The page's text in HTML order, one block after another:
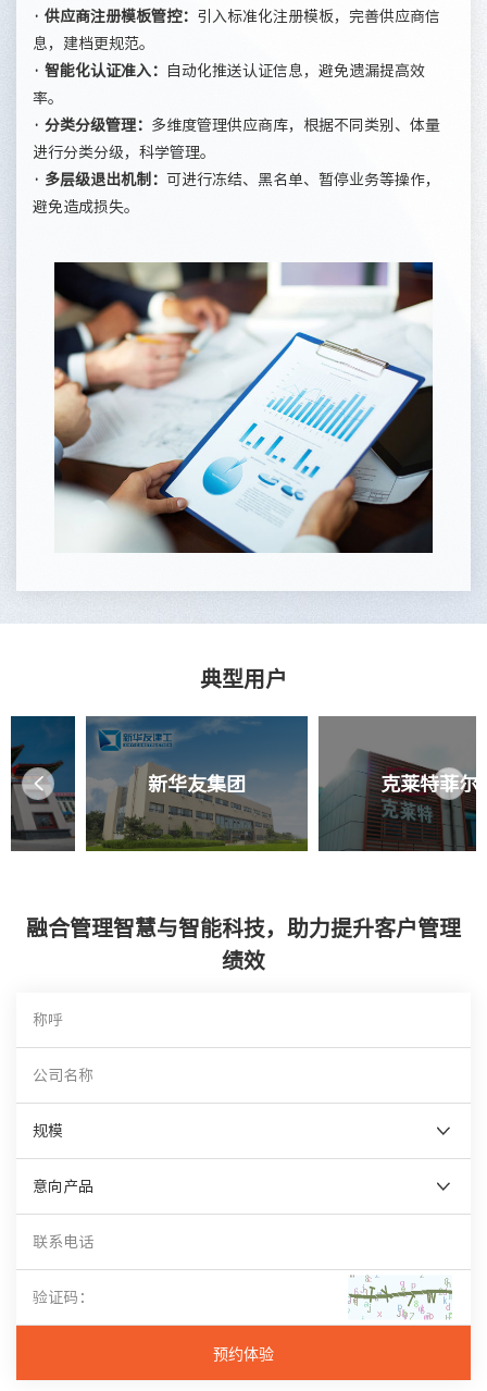
· 供应商注册模板管控： 引入标准化注册模板，完善供应商信
息，建档更规范。
· 智能化认证准入：
自动化推送认证信息，避免遗漏提高效
率。
· 分类分级管理： 多维度管理供应商库，根据不同类别、体量
进行分类分级，科学管理。
· 多层级退出机制： 可进行冻结、黑名单、暂停业务等操作，
避免造成损失。
典型用户
新华友集团 克莱特菲尔
融合管理智慧与智能科技，助力提升客户管理
绩效
规模
意向产品
预约体验